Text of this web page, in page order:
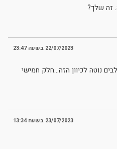
זה שלך?
22/07/2023 בשעה 23:47
נוטה לכיוון הזה…חלק חמישי
23/07/2023 בשעה 13:34